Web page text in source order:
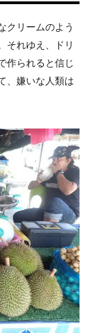
クリームのよう
それゆえ、ドリ
作られると信じ
、嫌いな人類は